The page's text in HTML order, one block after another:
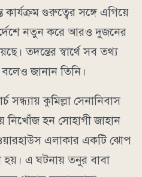
গুরুত্বের সঙ্গে এগিয়ে
নতুন করে আরও দুজনের
তদন্তের স্বার্থে সব তথ্য
জানান তিনি।
সন্ধ্যায় কুমিল্লা সেনানিবাস
নিখোঁজ হন সোহাগী জাহান
এলাকার একটি ঝোপ
হয়। এ ঘটনায় তনুর বাবা